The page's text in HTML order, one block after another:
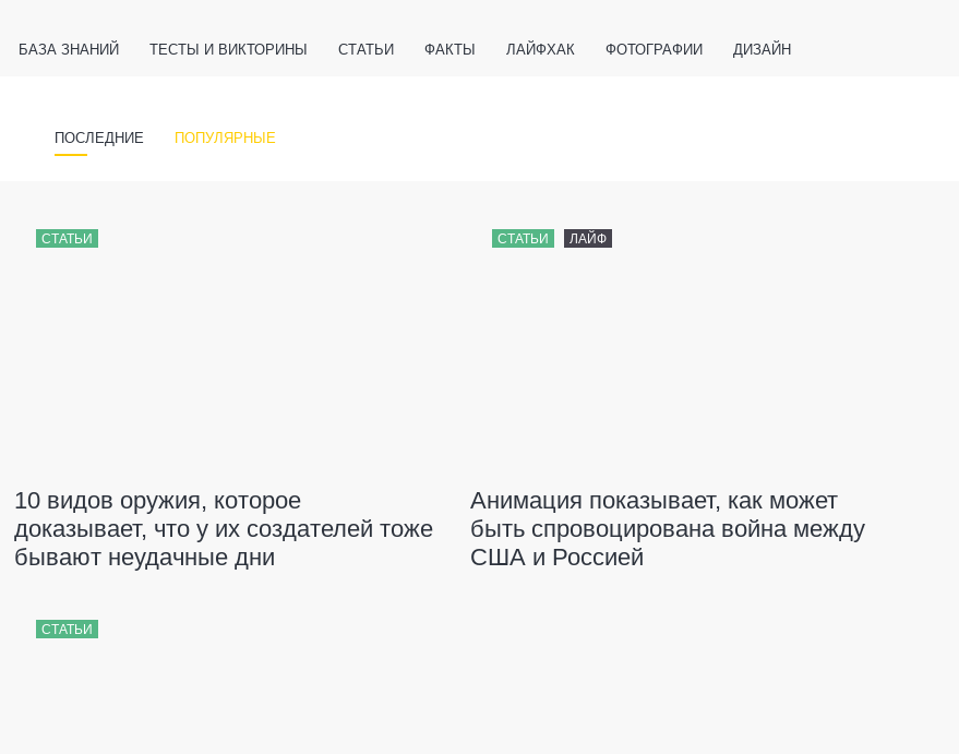
БАЗА ЗНАНИЙ ТЕСТЫ И ВИКТОРИНЫ СТАТЬИ ФАКТЫ ЛАЙФХАК ФОТОГРАФИИ ДИЗАЙН
ПОСЛЕДНИЕ ПОПУЛЯРНЫЕ
СТАТЬИ
10 видов оружия, которое
доказывает, что у их создателей тоже
бывают неудачные дни
СТАТЬИ ЛАЙФ
Анимация показывает, как может
быть спровоцирована война между
США и Россией
СТАТЬИ